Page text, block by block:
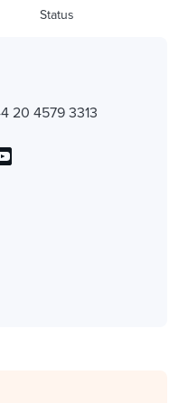
Status
20 4579 3313